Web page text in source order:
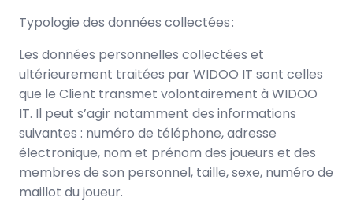
Typologie des données collectées :
Les données personnelles collectées et
ultérieurement traitées par WIDOO IT sont celles
que le Client transmet volontairement à WIDOO
IT. Il peut s’agir notamment des informations
suivantes : numéro de téléphone, adresse
électronique, nom et prénom des joueurs et des
membres de son personnel, taille, sexe, numéro de
maillot du joueur.